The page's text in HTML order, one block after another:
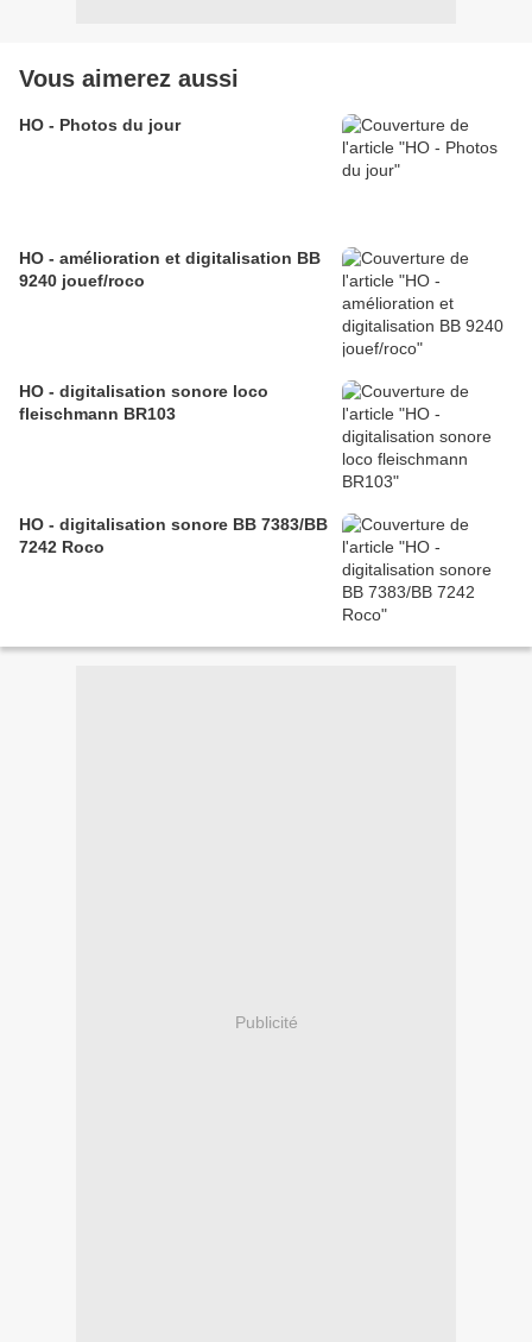
Vous aimerez aussi
HO - Photos du jour
HO - amélioration et digitalisation BB
9240 jouef/roco
HO - digitalisation sonore loco
fleischmann BR103
HO - digitalisation sonore BB 7383/BB
7242 Roco
Publicité